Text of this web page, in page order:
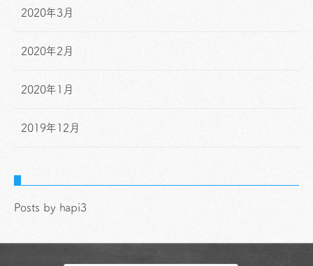
2020年3月
2020年2月
2020年1月
2019年12月
Posts by hapi3